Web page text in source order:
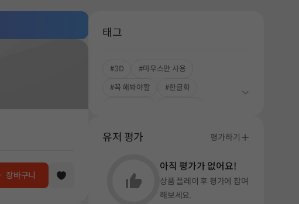
장바구니
태그
#3D
#마우스만 사용
#꼭 해봐야할
#한글화
#자동화
유저 평가 평가하기
아직 평가가 없어요!
상품 플레이 후 평가에 참여
해보세요.